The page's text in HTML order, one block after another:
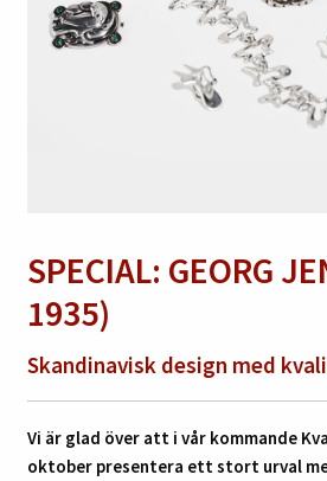
SPECIAL: GEORG
1935)
Skandinavisk design med
Vi är glad över att i vår kommande
oktober presentera ett stort urval